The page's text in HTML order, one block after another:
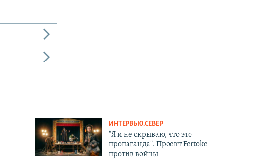
ИНТЕРВЬЮ.СЕВЕР
"Я и не скрываю, что это
пропаганда". Проект Fertoke
против войны